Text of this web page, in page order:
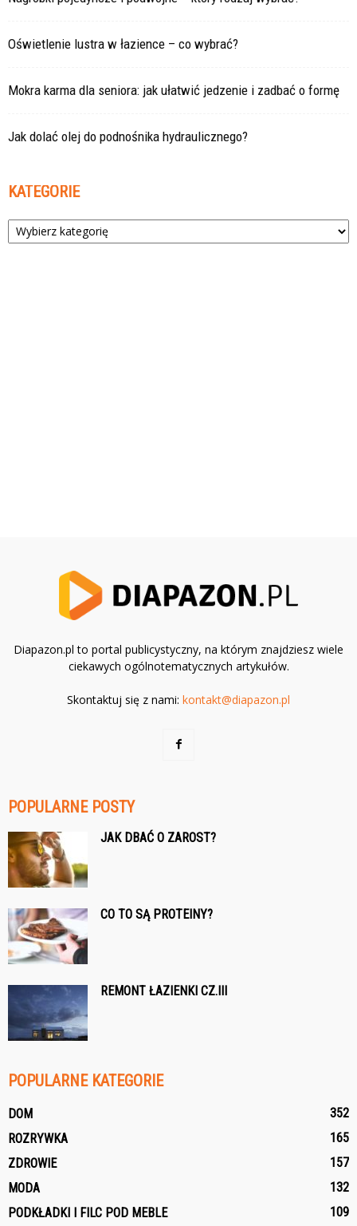
Oświetlenie lustra w łazience – co wybrać?
Mokra karma dla seniora: jak ułatwić jedzenie i zadbać o formę
Jak dolać olej do podnośnika hydraulicznego?
KATEGORIE
Kategorie
Diapazon.pl to portal publicystyczny, na którym znajdziesz wiele
ciekawych ogólnotematycznych artykułów.
Skontaktuj się z nami: kontakt@diapazon.pl
POPULARNE POSTY
JAK DBAĆ O ZAROST?
CO TO SĄ PROTEINY?
REMONT ŁAZIENKI CZ.III
POPULARNE KATEGORIE
DOM
352
ROZRYWKA
165
ZDROWIE
157
MODA
132
PODKŁADKI I FILC POD MEBLE
109